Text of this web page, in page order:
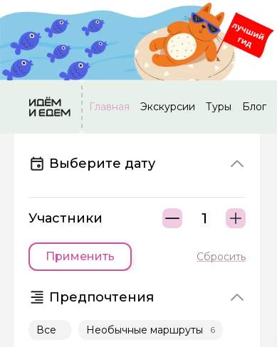
Главная Экскурсии Туры Блог
Выберите дату
Участники
Применить Сбросить
Предпочтения
Все Необычные маршруты 6